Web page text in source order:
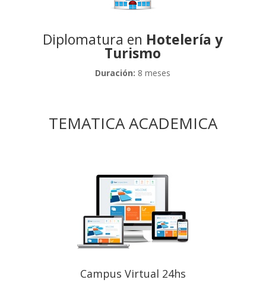
Diplomatura en Hotelería y
Turismo
Duración: 8 meses
TEMATICA ACADEMICA
Campus Virtual 24hs